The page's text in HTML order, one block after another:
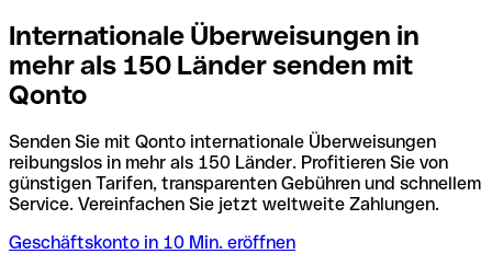
Internationale Überweisungen in
mehr als 150 Länder senden mit
Qonto
Senden Sie mit Qonto internationale Überweisungen
reibungslos in mehr als 150 Länder. Profitieren Sie von
günstigen Tarifen, transparenten Gebühren und schnellem
Service. Vereinfachen Sie jetzt weltweite Zahlungen.
Geschäftskonto in 10 Min. eröffnen